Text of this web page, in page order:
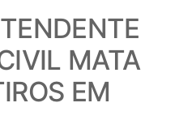
MATA
EM